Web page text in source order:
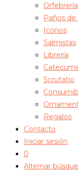
Orfebrería
Paños de
Iconos
Salmistas
Librería
Scrutatio
Regalos
Contacto
Iniciar sesión
0
Alternar